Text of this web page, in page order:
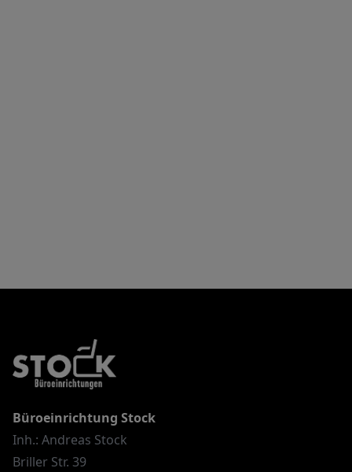
Büroeinrichtung Stock
Inh.: Andreas Stock
Briller Str. 39